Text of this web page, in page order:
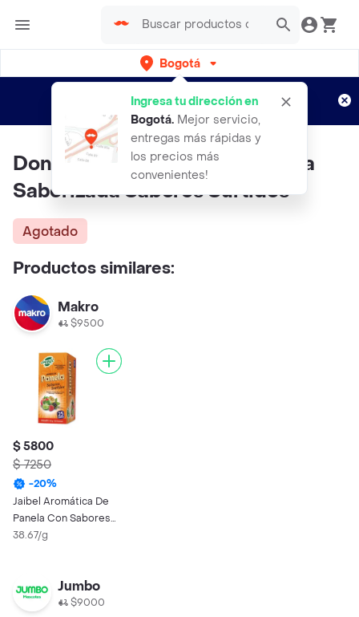
Bogotá
Ingresa tu dirección en
Bogotá. Mejor servicio,
entregas más rápidas y
los precios más
convenientes!
envíos gratis por semanas
Aplican TyC
Dona Panela Panela Pulverizada
Saborizada Sabores Surtidos
Agotado
Productos similares:
Makro
$9500
$ 5800
$ 7250
-20%
Jaibel Aromática De
Panela Con Sabores
Surtido
38.67/g
Jumbo
$9000